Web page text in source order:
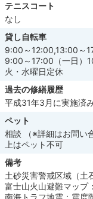
テニスコート
なし
貸し自転車
9:00～12:00,13:00～
9:00～17:00（一日）
火・水曜日定休
過去の修繕履歴
平成31年3月に実施済み
ペット
相談 （※詳細はお問い
上はペット不可
備考
土砂災害警戒区域（土
富士山火山避難マップ
南海トラフ地震：震度